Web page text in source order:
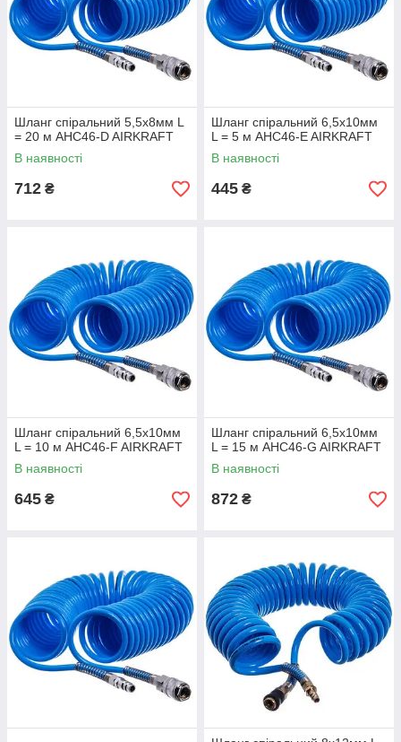
Шланг спіральний 5,5х8мм L
= 20 м AHC46-D AIRKRAFT
В наявності
712 ₴
Шланг спіральний 6,5х10мм
L = 5 м AHC46-E AIRKRAFT
В наявності
445 ₴
Шланг спіральний 6,5х10мм
L = 10 м AHC46-F AIRKRAFT
В наявності
645 ₴
Шланг спіральний 6,5х10мм
L = 15 м AHC46-G AIRKRAFT
В наявності
872 ₴